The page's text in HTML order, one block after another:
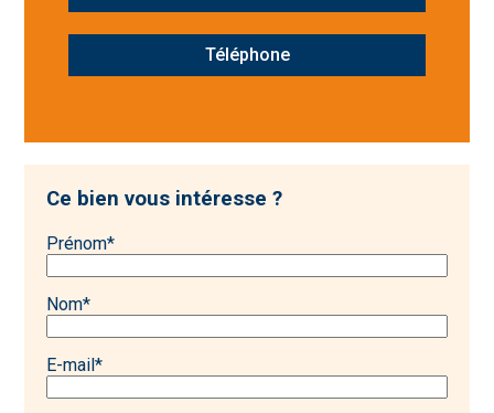
Téléphone
Ce bien vous intéresse ?
Prénom*
Nom*
E-mail*